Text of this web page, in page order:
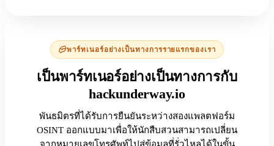
พาร์ทเนอร์อย่างเป็นทางการรายแรกของเรา
เป็นพาร์ทเนอร์อย่างเป็นทางการกับ
hackunderway.io
พันธมิตรที่ได้รับการยืนยันระหว่างสองแพลตฟอร์ม
OSINT ออกแบบมาเพื่อให้นักสืบสวนสามารถเปลี่ยน